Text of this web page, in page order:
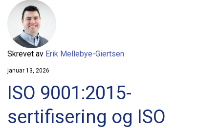
Skrevet av Erik Mellebye-Giertsen
januar 13, 2026
ISO 9001:2015-
sertifisering og ISO